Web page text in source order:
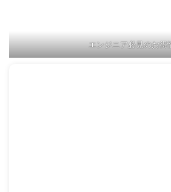
エンジニア必見のお得